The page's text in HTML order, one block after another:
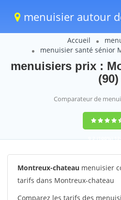
menuisier autour
Accueil
menuisier santé sénior
menuisiers prix :
(90)
Comparateur de
9,2(100%)
votes
Montreux-chateau menuisier
tarifs dans Montreux-chateau
Comparez les tarifs des